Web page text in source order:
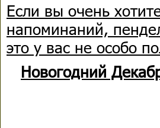
Если вы очень
напоминаний,
это у вас не особо
Новогодний